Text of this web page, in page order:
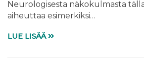
Neurologisesta näkokulmasta
aiheuttaa esimerkiksi…
LUE LISÄÄ